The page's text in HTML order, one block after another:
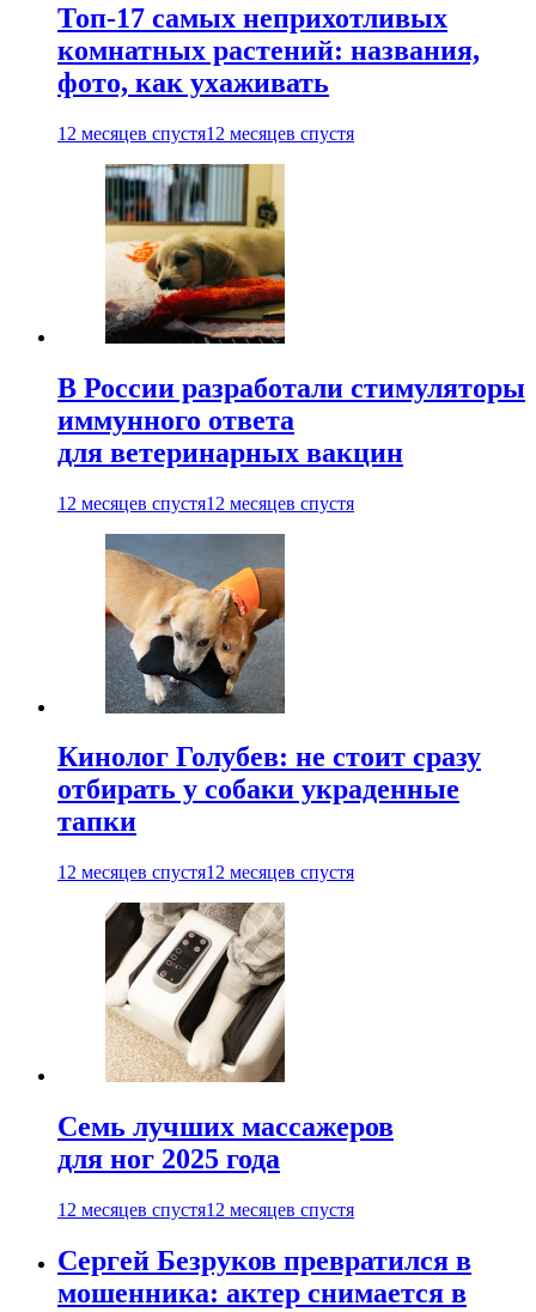
Топ-17 самых неприхотливых
комнатных растений: названия,
фото, как ухаживать
12 месяцев спустя12 месяцев спустя
В России разработали стимуляторы
иммунного ответа
для ветеринарных вакцин
12 месяцев спустя12 месяцев спустя
Кинолог Голубев: не стоит сразу
отбирать у собаки украденные
тапки
12 месяцев спустя12 месяцев спустя
Семь лучших массажеров
для ног 2025 года
12 месяцев спустя12 месяцев спустя
Сергей Безруков превратился в
мошенника: актер снимается в